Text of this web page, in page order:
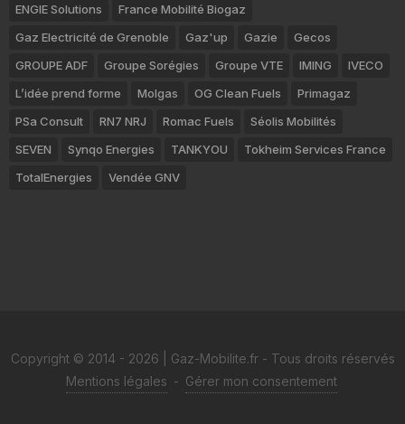
ENGIE Solutions
France Mobilité Biogaz
Gaz Electricité de Grenoble
Gaz'up Gazie
Gecos
GROUPE ADF
Groupe Sorégies Groupe VTE IMING
IVECO
L’idée prend forme
Molgas OG Clean Fuels
Primagaz
PSa Consult
RN7 NRJ Romac Fuels
Séolis Mobilités
SEVEN
Synqo Energies TANKYOU
Tokheim Services France
TotalEnergies
Vendée GNV
Copyright © 2014 - 2026 | Gaz-Mobilite.fr - Tous droits réservés
Mentions légales - Gérer mon consentement